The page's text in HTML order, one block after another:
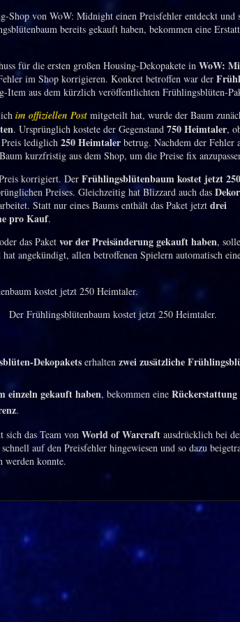
Shop von WoW: Midnight einen Preisfehler entdeckt und
bereits gekauft haben, bekommen eine
für die ersten großen Housing-Dekopakete in WoW:
im Shop korrigieren. Konkret betroffen war der
Item aus dem kürzlich veröffentlichten Frühlingsblüten-
im offiziellen Post mitgeteilt hat, wurde der Baum
. Ursprünglich kostete der Gegenstand 750 Heimtaler,
lediglich 250 Heimtalerbetrug. Nachdem der Fehler
kurzfristig aus dem Shop, um die Preise fix
korrigiert. Der Frühlingsblütenbaum kostet jetzt
Preises. Gleichzeitig hat Blizzard auch das
Statt nur eines Baums enthält das Paket jetzt drei
pro Kauf.
das Paket vor der Preisänderung gekauft haben,
angekündigt, allen betroffenen Spielern automatisch
Der Frühlingsblütenbaum kostet jetzt 250 Heimtaler.
Dekopaketserhalten zwei zusätzliche
einzeln gekauft haben, bekommen eine
.
sich das Team von World of Warcraftausdrücklich bei
auf den Preisfehler hingewiesen und so dazu
werden konnte.